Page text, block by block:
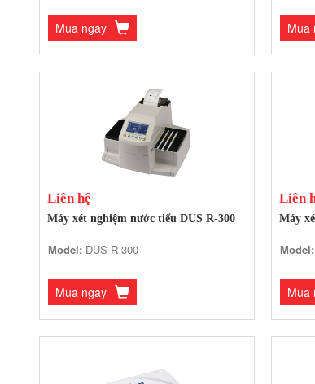
Mua ngay Mua
Liên hệ
Máy xét nghiệm nước tiểu DUS R-300
Model: DUS R-300
Mua ngay
Liên
Máy
Model:
Mua